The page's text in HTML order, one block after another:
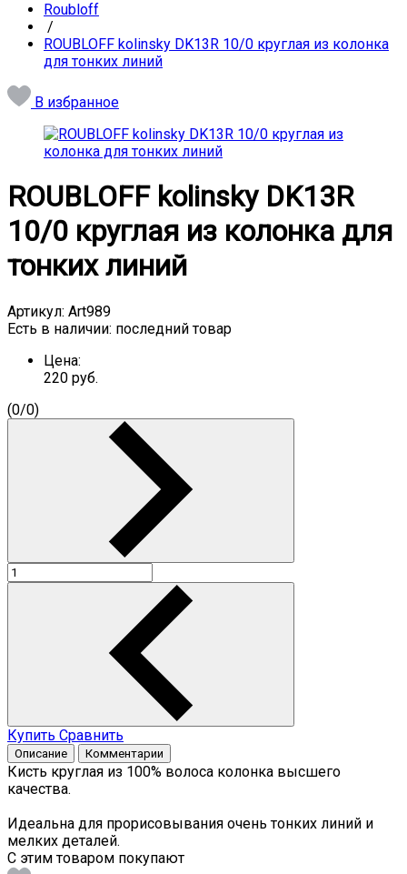
Roubloff
/
ROUBLOFF kolinsky DK13R 10/0 круглая из колонка
для тонких линий
В избранное
ROUBLOFF kolinsky DK13R
10/0 круглая из колонка для
тонких линий
Артикул: Art989
Есть в наличии: последний товар
Цена:
220 руб.
(0/0)
Купить Сравнить
Описание Комментарии
Кисть круглая из 100% волоса колонка высшего
качества.
Идеальна для прорисовывания очень тонких линий и
мелких деталей.
С этим товаром покупают